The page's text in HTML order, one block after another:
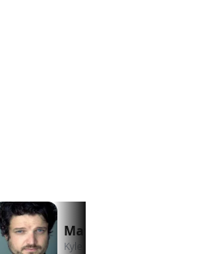
Matt Jones
Kyle (voice)